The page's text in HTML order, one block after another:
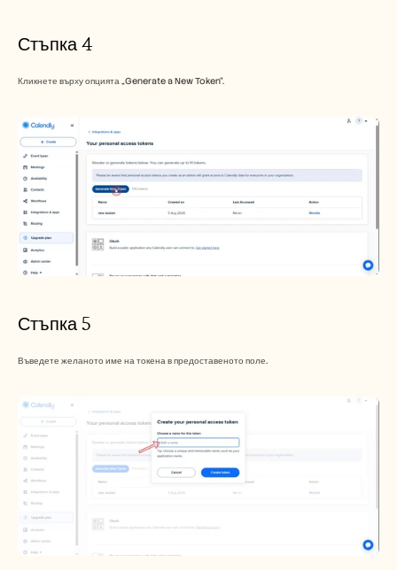
Стъпка 4
Кликнете върху опцията „Generate a New Token“.
Стъпка 5
Въведете желаното име на токена в предоставеното поле.